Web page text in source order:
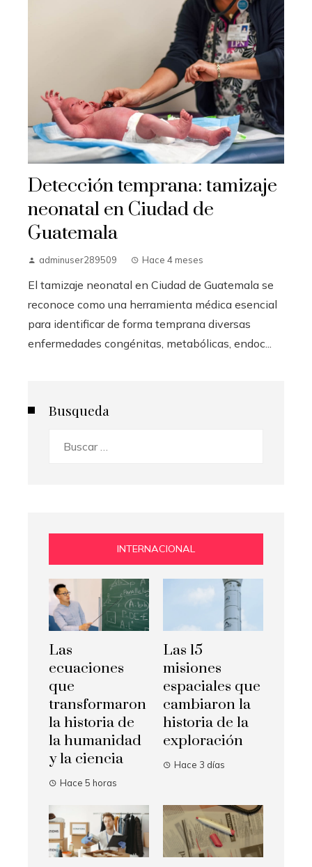
Detección temprana: tamizaje
neonatal en Ciudad de
Guatemala
adminuser289509 Hace 4 meses
El tamizaje neonatal en Ciudad de Guatemala se
reconoce como una herramienta médica esencial
para identificar de forma temprana diversas
enfermedades congénitas, metabólicas, endoc...
Busqueda
INTERNACIONAL
Las
ecuaciones
que
transformaron
la historia de
la humanidad
y la ciencia
Hace 5 horas
Las 15
misiones
espaciales que
cambiaron la
historia de la
exploración
Hace 3 días